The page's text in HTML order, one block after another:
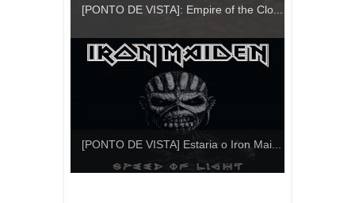
[PONTO DE VISTA]: Empire of the Clo...
[PONTO DE VISTA] Estaria o Iron Mai...